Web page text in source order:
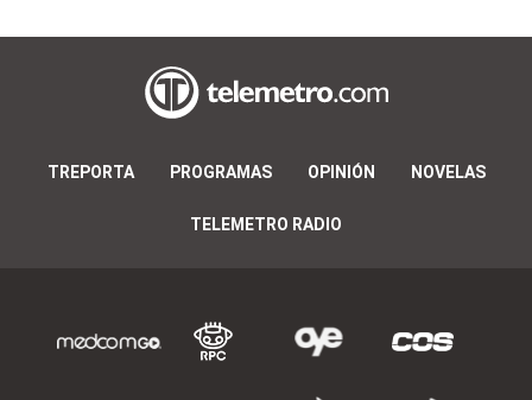
TREPORTA PROGRAMAS OPINIÓN NOVELAS
TELEMETRO RADIO